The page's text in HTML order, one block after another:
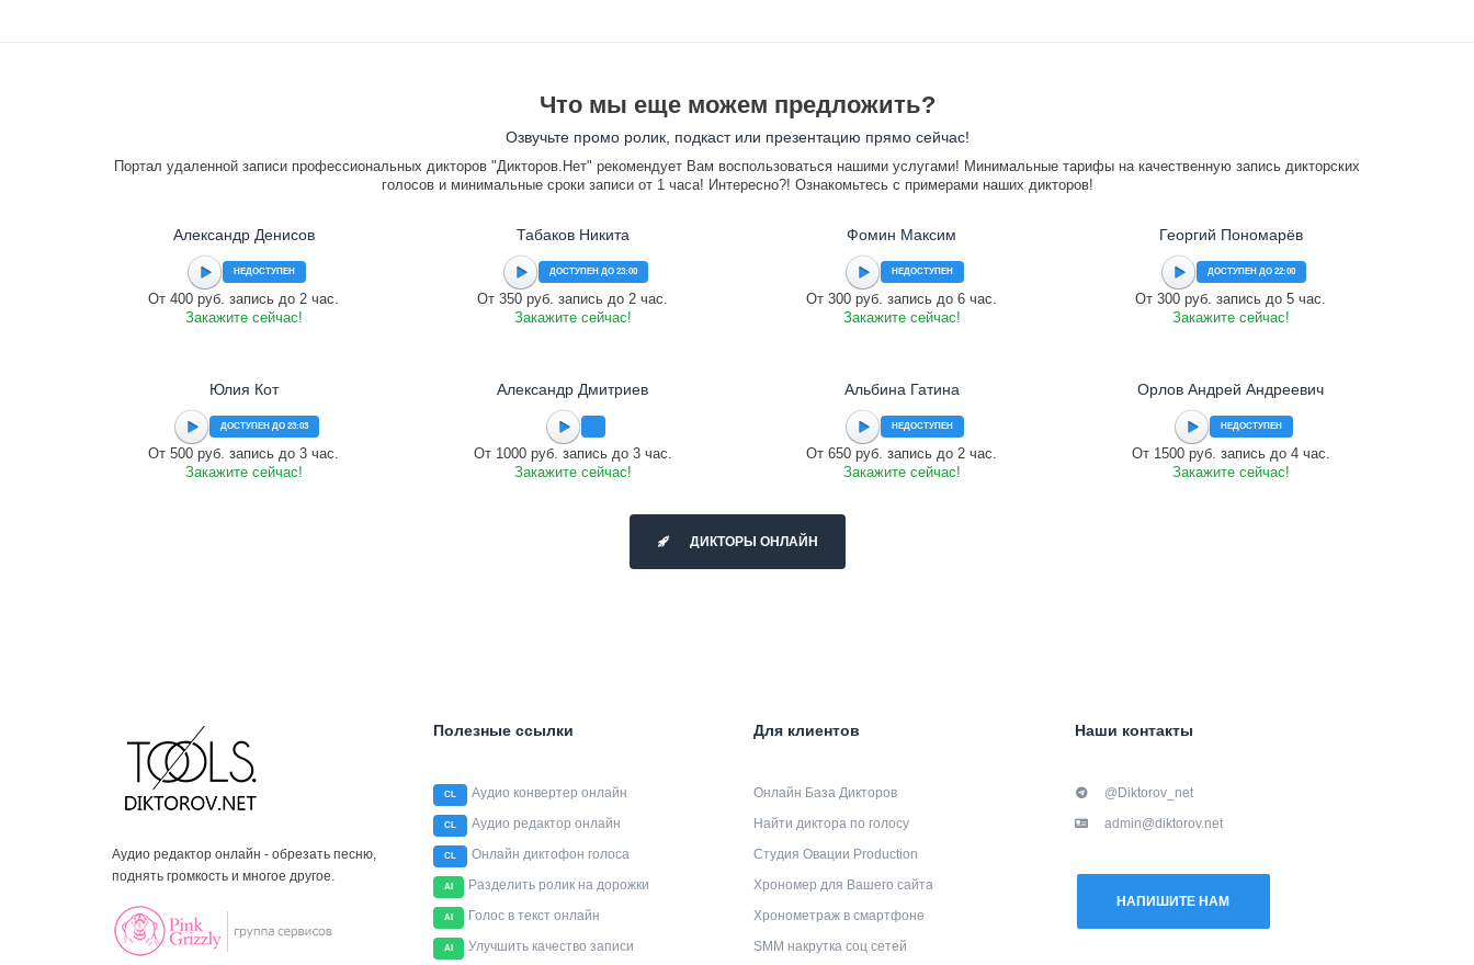
Что мы еще можем предложить?
Озвучьте промо ролик, подкаст или презентацию прямо сейчас!
Портал удаленной записи профессиональных дикторов "Дикторов.Нет" рекомендует Вам воспользоваться нашими услугами! Минимальные тарифы на качественную запись дикторских
голосов и минимальные сроки записи от 1 часа! Интересно?! Ознакомьтесь с примерами наших дикторов!
Александр Денисов
НЕДОСТУПЕН
От 400 руб. запись до 2 час.
Закажите сейчас!
Табаков Никита
ДОСТУПЕН ДО 23:00
От 350 руб. запись до 2 час.
Закажите сейчас!
Фомин Максим
НЕДОСТУПЕН
От 300 руб. запись до 6 час.
Закажите сейчас!
Георгий Пономарёв
ДОСТУПЕН ДО 22:00
От 300 руб. запись до 5 час.
Закажите сейчас!
Юлия Кот
ДОСТУПЕН ДО 23:03
От 500 руб. запись до 3 час.
Закажите сейчас!
Александр Дмитриев
От 1000 руб. запись до 3 час.
Закажите сейчас!
Альбина Гатина
НЕДОСТУПЕН
От 650 руб. запись до 2 час.
Закажите сейчас!
Орлов Андрей Андреевич
НЕДОСТУПЕН
От 1500 руб. запись до 4 час.
Закажите сейчас!
ДИКТОРЫ ОНЛАЙН
Аудио редактор онлайн - обрезать песню,
поднять громкость и многое другое.
Полезные ссылки
CL Аудио конвертер онлайн
CL Аудио редактор онлайн
CL Онлайн диктофон голоса
AI Разделить ролик на дорожки
AI Голос в текст онлайн
AI Улучшить качество записи
Для клиентов
Онлайн База Дикторов
Найти диктора по голосу
Студия Овации Production
Хрономер для Вашего сайта
Хронометраж в смартфоне
SMM накрутка соц сетей
Наши контакты
@Diktorov_net
admin@diktorov.net
НАПИШИТЕ НАМ